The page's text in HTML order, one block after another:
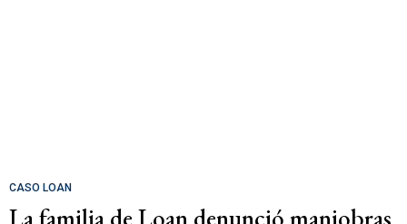
CASO LOAN